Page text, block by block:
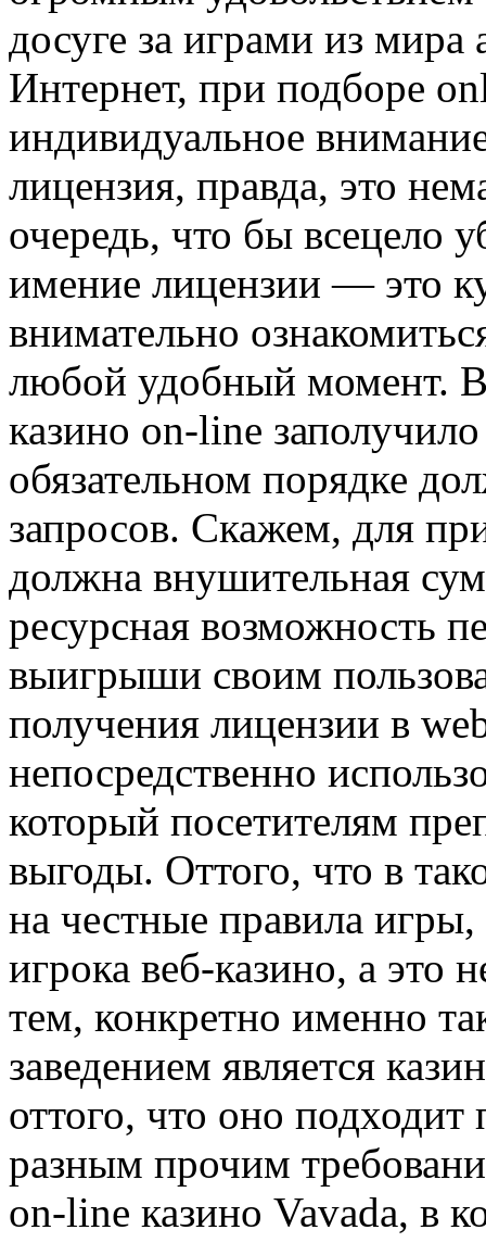
досуге за играми из мира
Интернет, при подборе
индивидуальное
лицензия, правда, это
очередь, что бы всецело
имение лицензии — это
внимательно
любой удобный момент.
казино on-line
обязательном порядке
запросов. Скажем, для
должна внушительная
ресурсная возможность
выигрыши своим
получения лицензии в
непосредственно
который посетителям
выгоды. Оттого, что в
на честные правила
игрока веб-казино, а
тем, конкретно именно
заведением является
оттого, что оно
разным прочим
on-line казино Vavada, в